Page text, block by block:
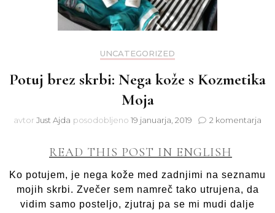
UNCATEGORIZED
Potuj brez skrbi: Nega kože s Kozmetika
Moja
avtor Just Ajda posodobljeno 19 januarja, 2019 2 komentarja
READ THIS POST IN ENGLISH
Ko potujem, je nega kože med zadnjimi na seznamu
mojih skrbi. Zvečer sem namreč tako utrujena, da
vidim samo posteljo, zjutraj pa se mi mudi dalje